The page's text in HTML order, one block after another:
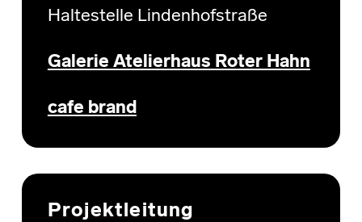
Haltestelle Lindenhofstraße
Galerie Atelierhaus Roter Hahn
cafe brand
Projektleitung